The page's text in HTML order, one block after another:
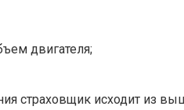
двигателя;
страховщик исходит из